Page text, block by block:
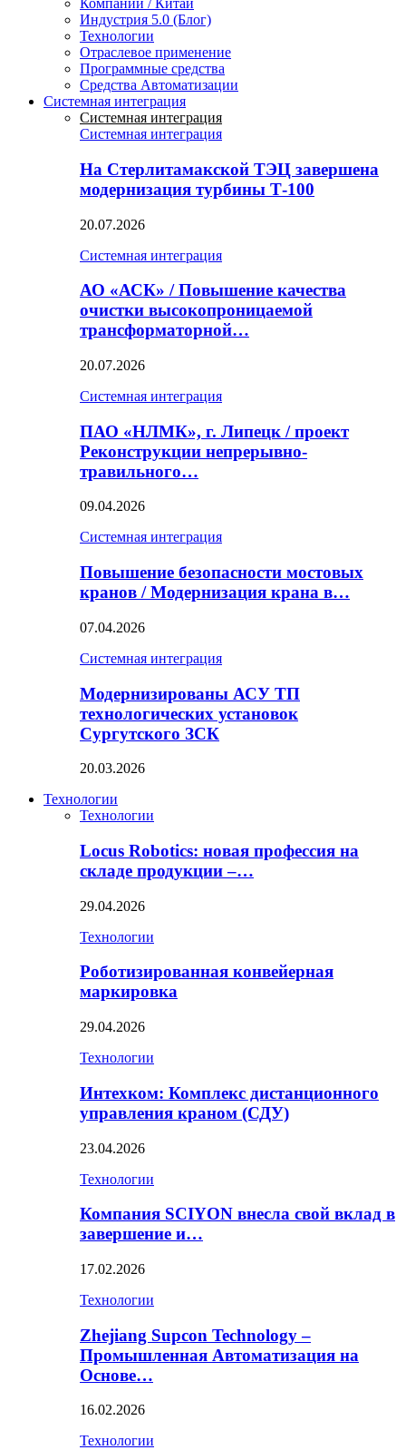
Компании / Китай
Индустрия 5.0 (Блог)
Технологии
Отраслевое применение
Программные средства
Средства Автоматизации
Системная интеграция
Системная интеграция
Системная интеграция
На Стерлитамакской ТЭЦ завершена
модернизация турбины Т-100
20.07.2026
Системная интеграция
АО «АСК» / Повышение качества
очистки высокопроницаемой
трансформаторной…
20.07.2026
Системная интеграция
ПАО «НЛМК», г. Липецк / проект
Реконструкции непрерывно-
травильного…
09.04.2026
Системная интеграция
Повышение безопасности мостовых
кранов / Модернизация крана в…
07.04.2026
Системная интеграция
Модернизированы АСУ ТП
технологических установок
Сургутского ЗСК
20.03.2026
Технологии
Технологии
Locus Robotics: новая профессия на
складе продукции –…
29.04.2026
Технологии
Роботизированная конвейерная
маркировка
29.04.2026
Технологии
Интехком: Комплекс дистанционного
управления краном (СДУ)
23.04.2026
Технологии
Компания SCIYON внесла свой вклад в
завершение и…
17.02.2026
Технологии
Zhejiang Supcon Technology –
Промышленная Автоматизация на
Основе…
16.02.2026
Технологии